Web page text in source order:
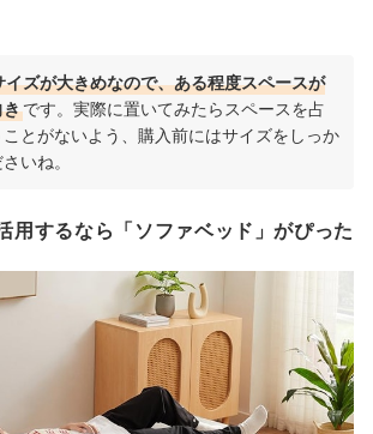
ズが大きめなので、ある程度スペースが
きです。実際に置いてみたらスペースを占
とがないよう、購入前にはサイズをしっか
いね。
用するなら「ソファベッド」がぴった